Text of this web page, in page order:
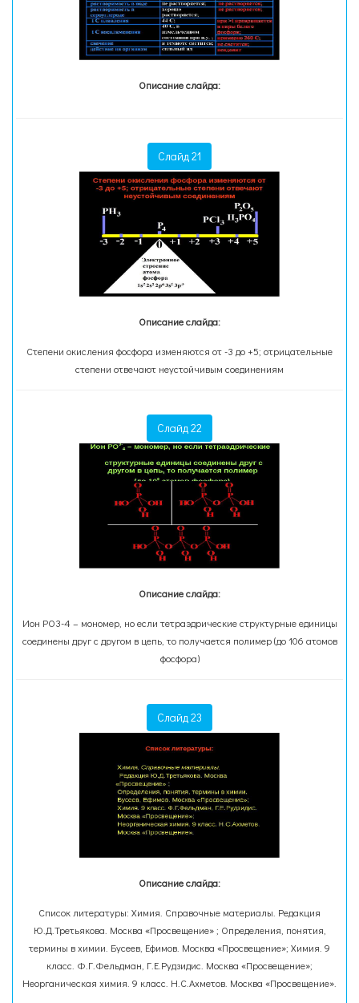
Описание слайда:
Слайд 21
Описание слайда:
Степени окисления фосфора изменяются от -3 до +5; отрицательные
степени отвечают неустойчивым соединениям
Слайд 22
Описание слайда:
Ион РО3-4 – мономер, но если тетраэдрические структурные единицы
соединены друг с другом в цепь, то получается полимер (до 106 атомов
фосфора)
Слайд 23
Описание слайда:
Список литературы: Химия. Справочные материалы. Редакция
Ю.Д.Третьякова. Москва «Просвещение» ; Определения, понятия,
термины в химии. Бусеев, Ефимов. Москва «Просвещение»; Химия. 9
класс. Ф.Г.Фельдман, Г.Е.Рудзидис. Москва «Просвещение»;
Неорганическая химия. 9 класс. Н.С.Ахметов. Москва «Просвещение».